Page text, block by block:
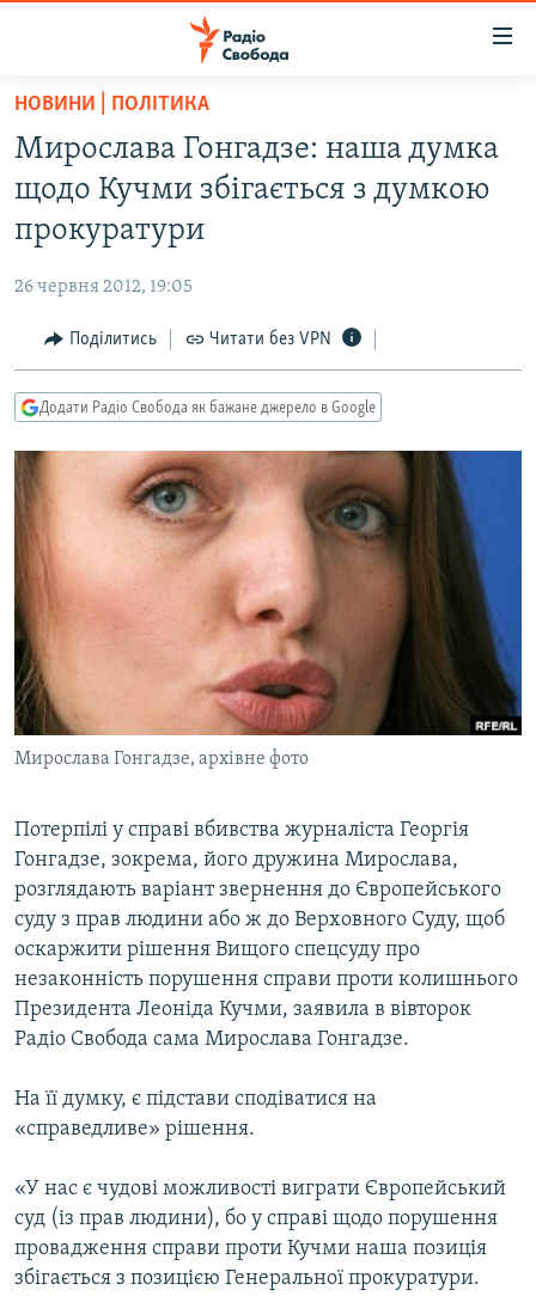
Перейти
основного
матеріалу
до
основної
навігації
Перейти
до
пошуку
ВСЕ ЗА ДОБУ
ЕКОНОМІКА
СУСПІЛЬСТВО
РОСІЙСЬКА «ФІЛЬТРАЦІЯ»
ДОНБАС.РЕАЛІЇ
ТИ ЯК?
СХЕМИ
КИТАЙ.ВИКЛИКИ
МУЛЬТИМЕДІА
ФОТО
СПЕЦПРОЄКТИ
ПОДКАСТИ
КРИМ РЕАЛІЇ
УКР
КТАТ
ДОЛУЧАЙСЯ!
Усі сайти RFE/RL
НОВИНИ | ПОЛІТИКА
Мирослава Гонгадзе: наша думка
щодо Кучми збігається з думкою
прокуратури
26 червня 2012, 19:05
Поділитись Читати без VPN
Додати Радіо Свобода як бажане джерело в Google
Мирослава Гонгадзе, архівне фото
Потерпілі у справі вбивства журналіста Георгія
Гонгадзе, зокрема, його дружина Мирослава,
розглядають варіант звернення до Європейського
суду з прав людини або ж до Верховного Суду, щоб
оскаржити рішення Вищого спецсуду про
незаконність порушення справи проти колишнього
Президента Леоніда Кучми, заявила в вівторок
Радіо Свобода сама Мирослава Гонгадзе.
На її думку, є підстави сподіватися на
«справедливе» рішення.
«У нас є чудові можливості виграти Європейський
суд (із прав людини), бо у справі щодо порушення
провадження справи проти Кучми наша позиція
збігається з позицією Генеральної прокуратури.